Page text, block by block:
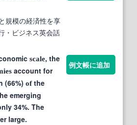
規模の経済性を享
・ビジネス英会話
scale, the
account for
(66%) ofthe
emerging
34%. The
large.
例文帳に追加